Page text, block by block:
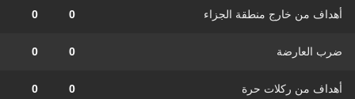
أهداف من خارج منطقة الجزاء 0
0
ضرب العارضة 0
0
أهداف من ركلات حرة 0
0